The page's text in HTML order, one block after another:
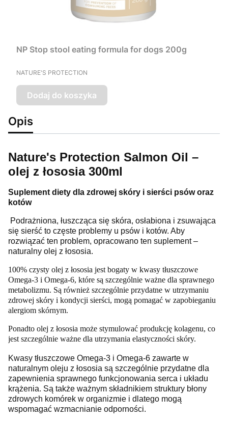
NP Stop stool eating formula for dogs 200g
PRODUCENT
NATURE'S PROTECTION
Dodaj do koszyka
Opis
Nature's Protection Salmon Oil –
olej z łososia 300ml
Suplement diety dla zdrowej skóry i sierści psów oraz
kotów
Podrażniona, łuszcząca się skóra, osłabiona i zsuwająca
się sierść to częste problemy u psów i kotów. Aby
rozwiązać ten problem, opracowano ten suplement –
naturalny olej z łososia.
100% czysty olej z łososia jest bogaty w kwasy tłuszczowe
Omega-3 i Omega-6, które są szczególnie ważne dla sprawnego
metabolizmu. Są również szczególnie przydatne w utrzymaniu
zdrowej skóry i kondycji sierści, mogą pomagać w zapobieganiu
alergiom skórnym.
Ponadto olej z łososia może stymulować produkcję kolagenu, co
jest szczególnie ważne dla utrzymania elastyczności skóry.
Kwasy tłuszczowe Omega-3 i Omega-6 zawarte w
naturalnym oleju z łososia są szczególnie przydatne dla
zapewnienia sprawnego funkcjonowania serca i układu
krążenia. Są także ważnym składnikiem struktury błony
zdrowych komórek w organizmie i dlatego mogą
wspomagać wzmacnianie odporności.